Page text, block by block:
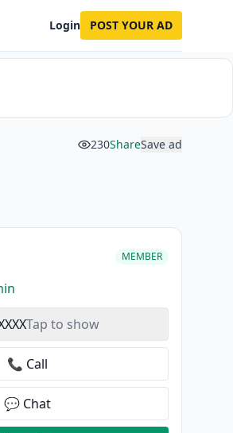
Login POST YOUR AD
230ShareSave ad
MEMBER
Tap to show
📞 Call
💬 Chat